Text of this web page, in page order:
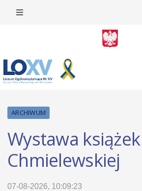
ARCHIWUM
Wystawa
Chmielewskiej
07-08-2026, 10:09:23